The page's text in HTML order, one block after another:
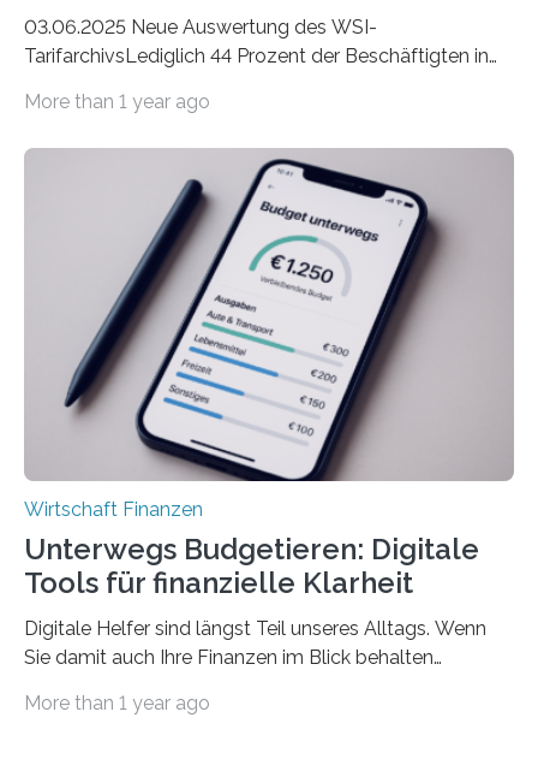
03.06.2025 Neue Auswertung des WSI-
TarifarchivsLediglich 44 Prozent der Beschäftigten in
tarifgebundenen Betrieben ist der Anteil mit 72 Prozent
Unterkünfte fast überall deutlich teurer geworden. Für
viele Beschäftigte ist deshalb das zumeist im Juni oder
Juli ausgezahlte Urlaubsgeld ein wichtiger Faktor, um
sich den wohlverdienten Jahresurlaub leisten zu
können. Allerdings erhält mit 44 Prozent noch nicht
einmal die Hälfte aller Beschäftigten in der
Privatwirtschaft Urlaubsgeld. Zu diesem…
More than 1 year ago
Wirtschaft Finanzen
Unterwegs Budgetieren: Digitale
Tools für finanzielle Klarheit
Digitale Helfer sind längst Teil unseres Alltags. Wenn
Sie damit auch Ihre Finanzen im Blick behalten
die genau das ermöglichen: Sie helfen Ihnen, Ausgaben
More than 1 year ago